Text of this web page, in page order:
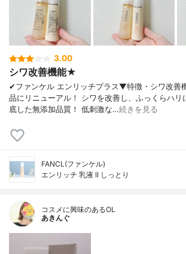
3.00
シワ改善機能★
✔︎ファンケル エンリッチプラス▼特徴・シワ改善
品にリニューアル！ シワを改善し、ふっくらハリ
底した無添加品質！ 低刺激な…続きを見る
FANCL(ファンケル)
エンリッチ 乳液 II しっとり
コスメに興味のあるOL
あきんぐ